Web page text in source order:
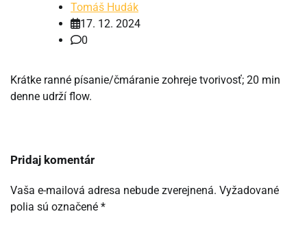
Tomáš Hudák
17. 12. 2024
0
Krátke ranné písanie/čmáranie zohreje tvorivosť; 20 min
denne udrží flow.
Pridaj komentár
Vaša e-mailová adresa nebude zverejnená. Vyžadované
polia sú označené *